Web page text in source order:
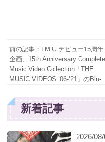
前の記事：LM.C デビュー15周年
企画、15th Anniversary Complete
Music Video Collection「THE
MUSIC VIDEOS ’06-’21」のBlu-
新着記事
2026/